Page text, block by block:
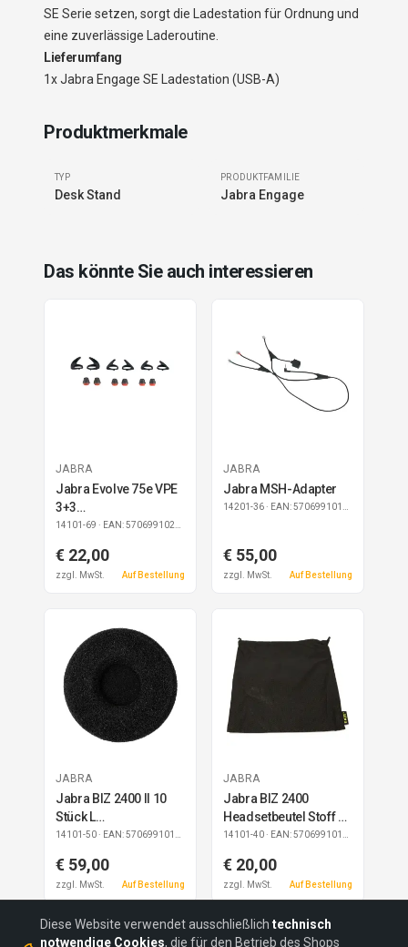
SE Serie setzen, sorgt die Ladestation für Ordnung und
eine zuverlässige Laderoutine.
Lieferumfang
1x Jabra Engage SE Ladestation (USB-A)
Produktmerkmale
TYP
Desk Stand
PRODUKTFAMILIE
Jabra Engage
Das könnte Sie auch interessieren
JABRA
Jabra Evolve 75e VPE
3+3
EarGels+EarWings
14101-69 · EAN: 5706991021301
€ 22,00
zzgl. MwSt. Auf Bestellung
JABRA
Jabra MSH-Adapter
14201-36 · EAN: 5706991014655
€ 55,00
zzgl. MwSt. Auf Bestellung
JABRA
Jabra BIZ 2400 II 10
Stück L
Schaumstoffohrkissen
14101-50 · EAN: 5706991019049
€ 59,00
zzgl. MwSt. Auf Bestellung
JABRA
Jabra BIZ 2400
Headsetbeutel Stoff 10
Stück
14101-40 · EAN: 5706991017267
€ 20,00
zzgl. MwSt. Auf Bestellung
Diese Website verwendet ausschließlich technisch
notwendige Cookies, die für den Betrieb des Shops